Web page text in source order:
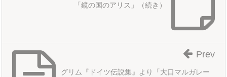
「鏡の国のアリス」（続き）
グリム『ドイツ伝説集』より「大口マルガレー
Prev